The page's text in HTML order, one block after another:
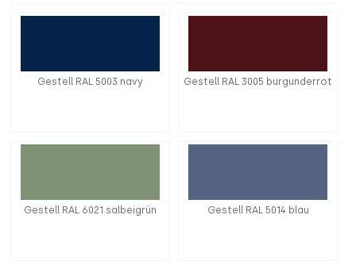
Gestell RAL 5003 navy Gestell RAL 3005 burgunderrot
Gestell RAL 6021 salbeigrün Gestell RAL 5014 blau